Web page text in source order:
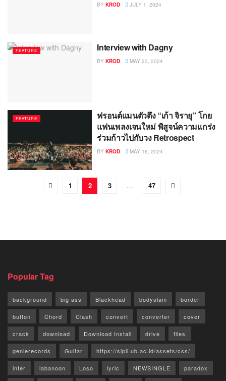
BY KROD JULY 1, 2024
FEATURE Interview with Dagny
BY KROD MAY 23, 2024
FEATURE
ฟรอนต์แมนตัวตึง “เก้า จิรายุ” โกย
แฟนเพลงเจนใหม่ พิสูจน์ความแกร่ง
ร่วมก้าวไปกับวง Retrospect
BY KROD MAY 16, 2024
1 2 3 … 47
Popular Tag
background big ass Blackhead bodyslam border
button Chord Clash convert converter cover
crack download Download Install drive files
genierecords Guitar https://sipil.ub.ac.id/assets/css/
inter labanoon Loso lyric NEWSINGLE paradox